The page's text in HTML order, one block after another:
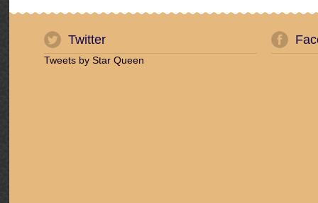
Twitter
Tweets by Star Queen